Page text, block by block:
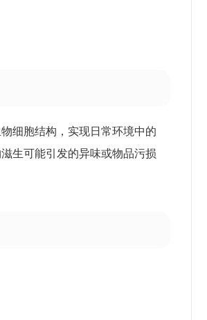
细胞结构，实现日常环境中的
生可能引发的异味或物品污损